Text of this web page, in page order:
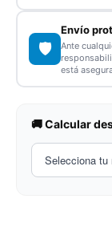
🛡️
Envío
Ante
está
🚚 Calcular